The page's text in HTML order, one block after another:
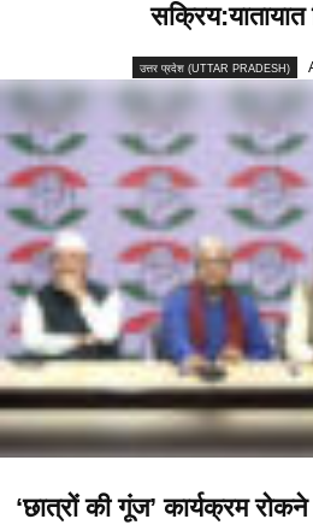
सक्रिय:यातायात
उत्तर प्रदेश (UTTAR PRADESH)
‘छात्रों की गूंज’ कार्यक्रम